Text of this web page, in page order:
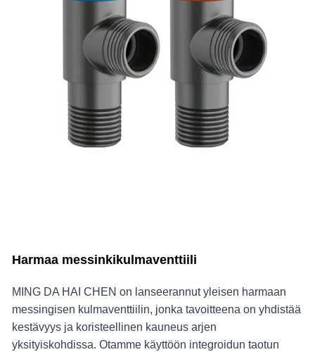
Harmaa messinkikulmaventtiili
MING DA HAI CHEN on lanseerannut yleisen harmaan
messingisen kulmaventtiilin, jonka tavoitteena on yhdistää
kestävyys ja koristeellinen kauneus arjen
yksityiskohdissa. Otamme käyttöön integroidun taotun